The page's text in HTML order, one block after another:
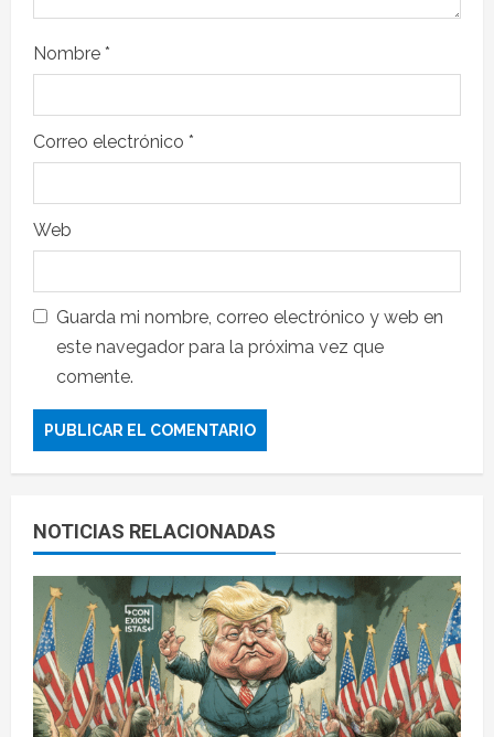
Nombre *
Correo electrónico *
Web
Guarda mi nombre, correo electrónico y web en
este navegador para la próxima vez que
comente.
NOTICIAS RELACIONADAS